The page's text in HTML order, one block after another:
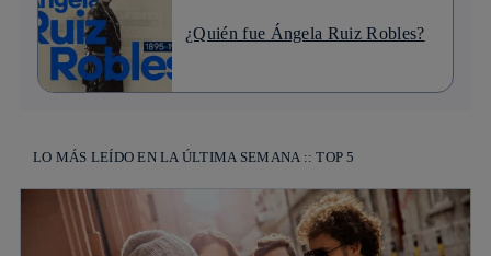
¿Quién fue Ángela Ruiz Robles?
LO MÁS LEÍDO EN LA ÚLTIMA SEMANA :: TOP 5